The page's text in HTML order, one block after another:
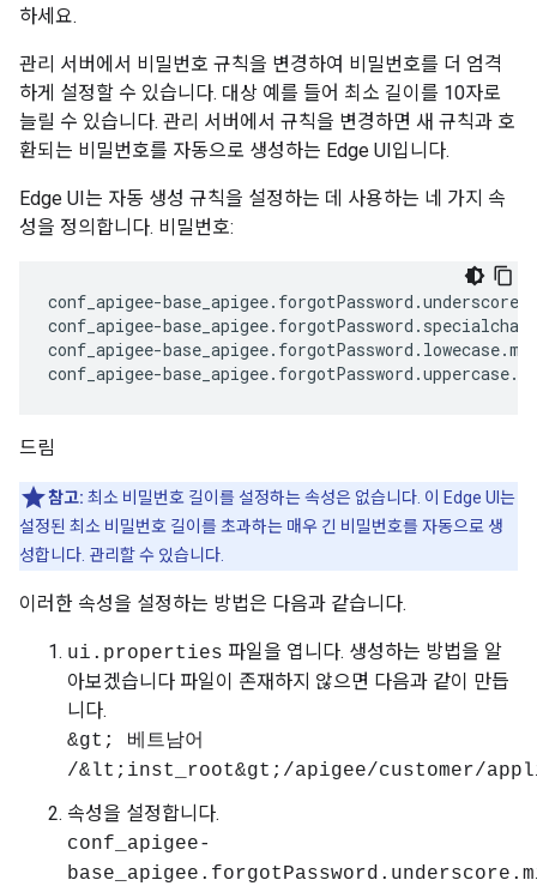
하세요.
관리 서버에서 비밀번호 규칙을 변경하여 비밀번호를 더 엄격
하게 설정할 수 있습니다. 대상 예를 들어 최소 길이를 10자로
늘릴 수 있습니다. 관리 서버에서 규칙을 변경하면 새 규칙과 호
환되는 비밀번호를 자동으로 생성하는 Edge UI입니다.
Edge UI는 자동 생성 규칙을 설정하는 데 사용하는 네 가지 속
성을 정의합니다. 비밀번호:
conf_apigee-
conf_apigee-
conf_apigee-
conf_apigee-
드림
참고: 최소 비밀번호 길이를 설정하는 속성은 없습니다. 이 Edge UI는
설정된 최소 비밀번호 길이를 초과하는 매우 긴 비밀번호를 자동으로 생
성합니다. 관리할 수 있습니다.
이러한 속성을 설정하는 방법은 다음과 같습니다.
ui.properties 파일을 엽니다. 생성하는 방법을 알
아보겠습니다 파일이 존재하지 않으면 다음과 같이 만듭
니다.
&gt; 베트남어
/&lt;inst_root&gt;/apigee/customer/
속성을 설정합니다.
conf_apigee-